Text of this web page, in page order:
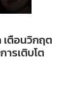
เตือนวิกฤต
รเติบโต